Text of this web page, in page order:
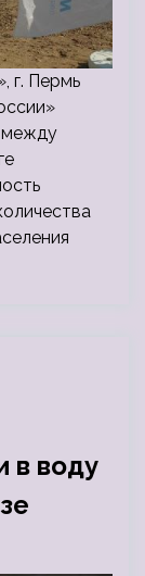
г. Пермь
между
в воду